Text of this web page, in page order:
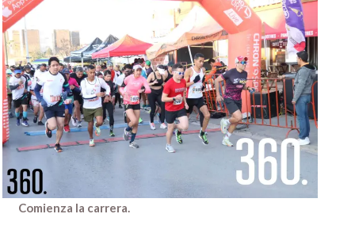
Comienza la carrera.